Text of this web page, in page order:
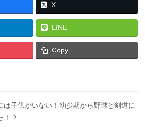
X
LINE
Copy
は子供がいない！幼少期から野球と剣道に
！？